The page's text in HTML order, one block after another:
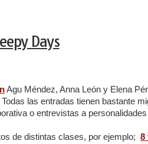
Days
Agu Méndez, Anna León y Elena
Todas las entradas tienen bastante
o entrevistas a
de distintas clases, por ejemplo; 8